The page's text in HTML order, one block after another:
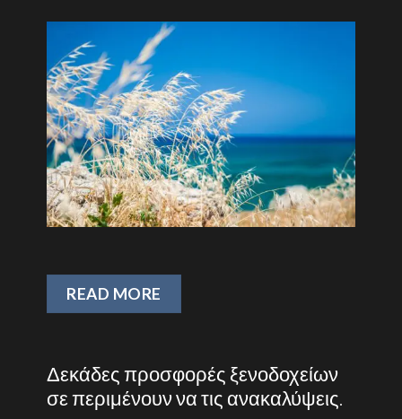
READ MORE
Δεκάδες προσφορές ξενοδοχείων
σε περιμένουν να τις ανακαλύψεις.